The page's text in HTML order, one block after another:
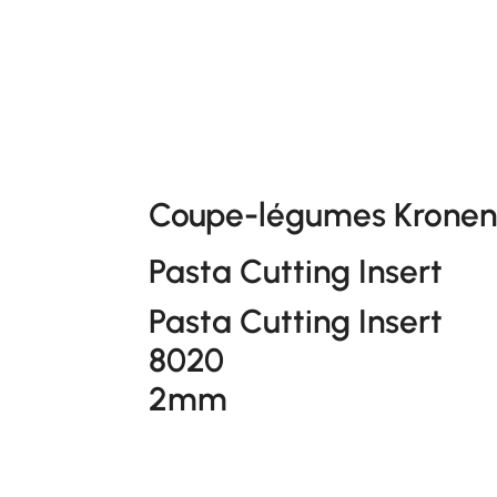
Coupe-légumes
Pasta Cutting Insert
Pasta Cutting Insert
8020
2mm